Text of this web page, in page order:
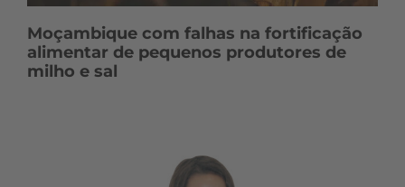
Moçambique com falhas na fortificação
alimentar de pequenos produtores de
milho e sal